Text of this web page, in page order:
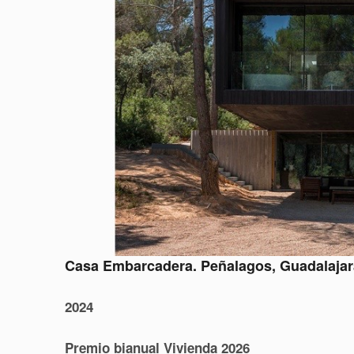
Casa Embarcadera. Peñalagos,
2024
Premio bianual Vivienda 2026